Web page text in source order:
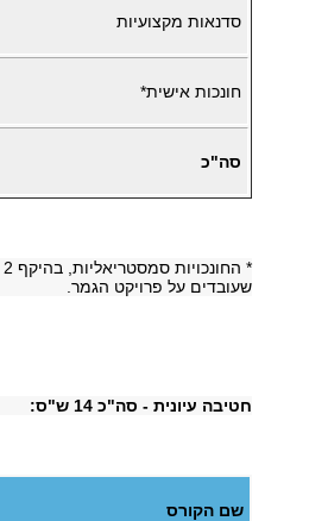
סדנאות מקצועיות
חונכות אישית*
סה"כ
שעובדים על פרויקט הגמר.
חטיבה עיונית - סה"כ 14 ש"ס:
שם הקורס